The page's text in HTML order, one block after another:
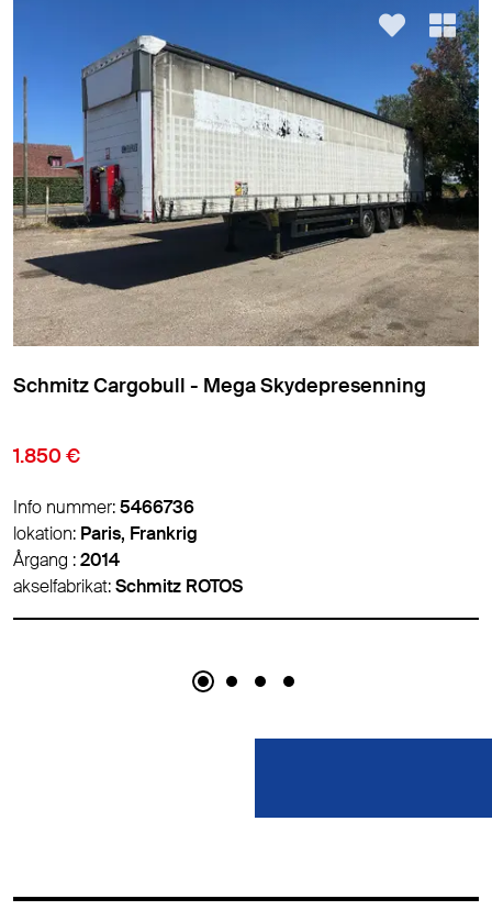
Schmitz Cargobull - Standard Skydepresenning
22.000 €
Info nummer:5470058
lokation: Lyon, Frankrig
Årgang :2021
akselfabrikat:Schmitz ROTOS